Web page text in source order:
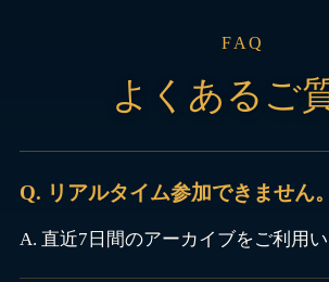
FAQ
よくあるご
Q. リアルタイム参加できません。
A. 直近7日間のアーカイブをご利用い